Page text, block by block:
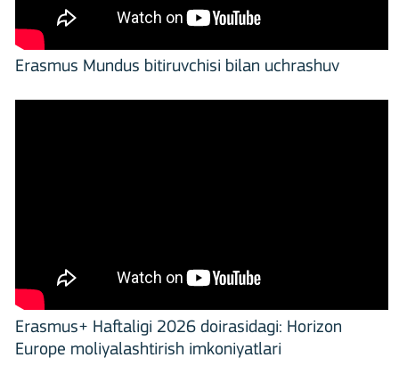
Erasmus Mundus bitiruvchisi bilan uchrashuv
Erasmus+ Haftaligi 2026 doirasidagi: Horizon
Europe moliyalashtirish imkoniyatlari